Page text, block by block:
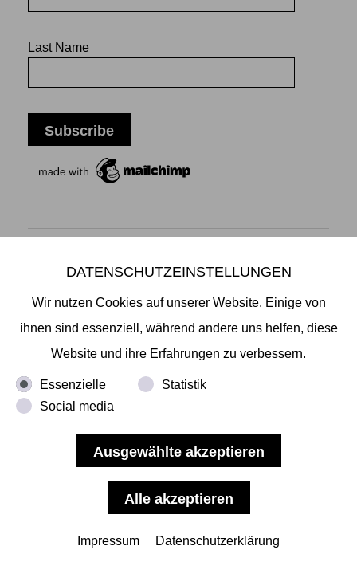
Last Name
Mikiko Sato Gallery ı Klosterwall 13 ı 20095 Hamburg
Öffnungszeiten:
Di - Fr 13.00 - 19.00 ı Sa 13.00 - 18.00 u.n.V
vorbehalten.
Nutzungsbedingungen
DATENSCHUTZEINSTELLUNGEN
Wir nutzen Cookies auf unserer Website. Einige von
ihnen sind essenziell, während andere uns helfen, diese
Website und ihre Erfahrungen zu verbessern.
Essenzielle
Statistik
Social media
Impressum Datenschutzerklärung